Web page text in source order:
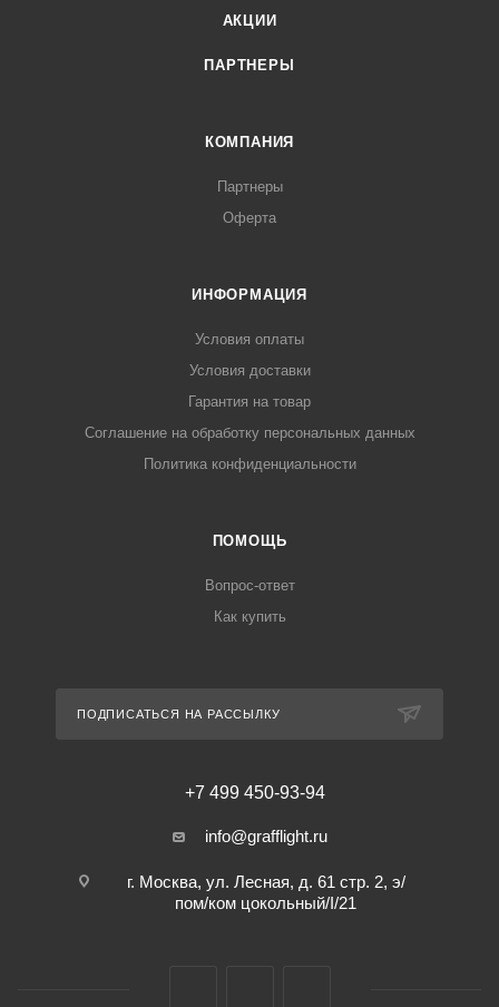
АКЦИИ
ПАРТНЕРЫ
КОМПАНИЯ
Партнеры
Оферта
ИНФОРМАЦИЯ
Условия оплаты
Условия доставки
Гарантия на товар
Соглашение на обработку персональных данных
Политика конфиденциальности
ПОМОЩЬ
Вопрос-ответ
Как купить
ПОДПИСАТЬСЯ НА РАССЫЛКУ
+7 499 450-93-94
info@grafflight.ru
г. Москва, ул. Лесная, д. 61 стр. 2, э/
пом/ком цокольный/I/21